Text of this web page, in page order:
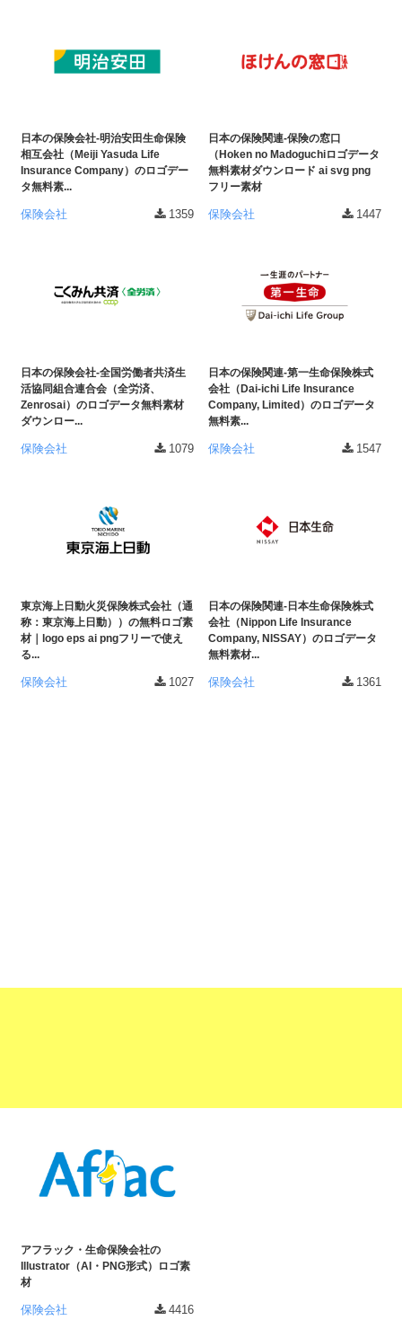
日本の保険会社-明治安田生命保険
相互会社（Meiji Yasuda Life
Insurance Company）のロゴデー
タ無料素...
保険会社 1359
日本の保険関連-保険の窓口
（Hoken no Madoguchiロゴデータ
無料素材ダウンロード ai svg png
フリー素材
保険会社 1447
日本の保険会社-全国労働者共済生
活協同組合連合会（全労済、
Zenrosai）のロゴデータ無料素材
ダウンロー...
保険会社 1079
日本の保険関連-第一生命保険株式
会社（Dai-ichi Life Insurance
Company, Limited）のロゴデータ
無料素...
保険会社 1547
東京海上日動火災保険株式会社（通
称：東京海上日動））の無料ロゴ素
材｜logo eps ai pngフリーで使え
る...
保険会社 1027
日本の保険関連-日本生命保険株式
会社（Nippon Life Insurance
Company, NISSAY）のロゴデータ
無料素材...
保険会社 1361
アフラック・生命保険会社の
Illustrator（AI・PNG形式）ロゴ素
材
保険会社 4416